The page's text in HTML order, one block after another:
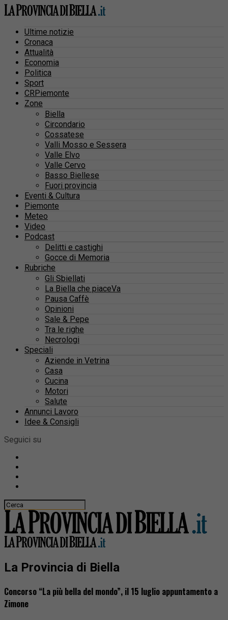
Ultime notizie
Cronaca
Attualità
Economia
Politica
Sport
CRPiemonte
Zone
Biella
Circondario
Cossatese
Valli Mosso e Sessera
Valle Elvo
Valle Cervo
Basso Biellese
Fuori provincia
Eventi & Cultura
Piemonte
Meteo
Video
Podcast
Delitti e castighi
Gocce di Memoria
Rubriche
Gli Sbiellati
La Biella che piaceVa
Pausa Caffè
Opinioni
Sale & Pepe
Tra le righe
Necrologi
Speciali
Aziende in Vetrina
Casa
Cucina
Motori
Salute
Annunci Lavoro
Idee & Consigli
Seguici su
La Provincia di Biella
Concorso “La più bella del mondo”, il 15 luglio appuntamento a
Zimone